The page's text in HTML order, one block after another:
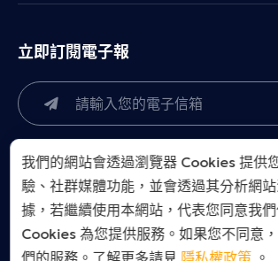
立即訂閱電子報
LINX Taiwan Co., Ltd.. All Right
我們的網站會透過瀏覽器 Cookies 提供
驗、社群媒體功能，並會透過其分析網
據，若繼續使用本網站，代表您同意我
Cookies 為您提供服務。如果您不同意
們的服務。了解更多請見 隱私權政策 。